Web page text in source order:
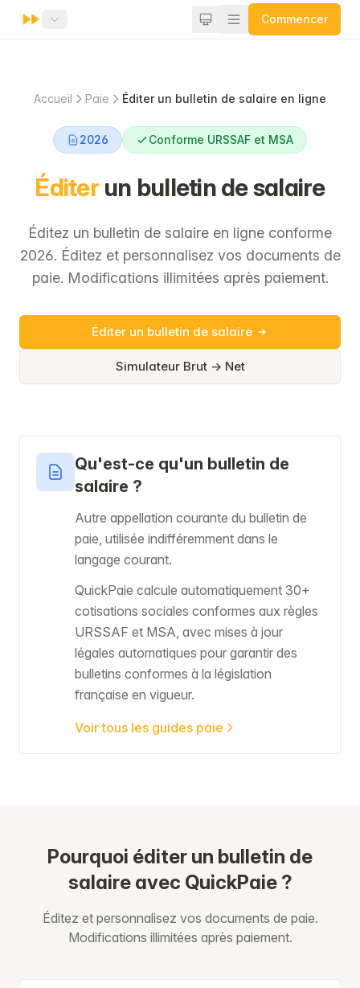
Commencer
Accueil Paie Éditer un bulletin de salaire en ligne
2026 Conforme URSSAF et MSA
Éditerun bulletin de salaire
Éditez un bulletin de salaire en ligne conforme
2026. Éditez et personnalisez vos documents de
paie. Modifications illimitées après paiement.
Éditer un bulletin de salaire
Simulateur Brut → Net
Qu'est-ce qu'un bulletin de
salaire ?
Autre appellation courante du bulletin de
paie, utilisée indifféremment dans le
langage courant.
QuickPaie calcule automatiquement 30+
cotisations sociales conformes aux règles
URSSAF et MSA, avec mises à jour
légales automatiques pour garantir des
bulletins conformes à la législation
française en vigueur.
Voir tous les guides paie
Pourquoi éditer un bulletin de
salaire avec QuickPaie ?
Éditez et personnalisez vos documents de paie.
Modifications illimitées après paiement.